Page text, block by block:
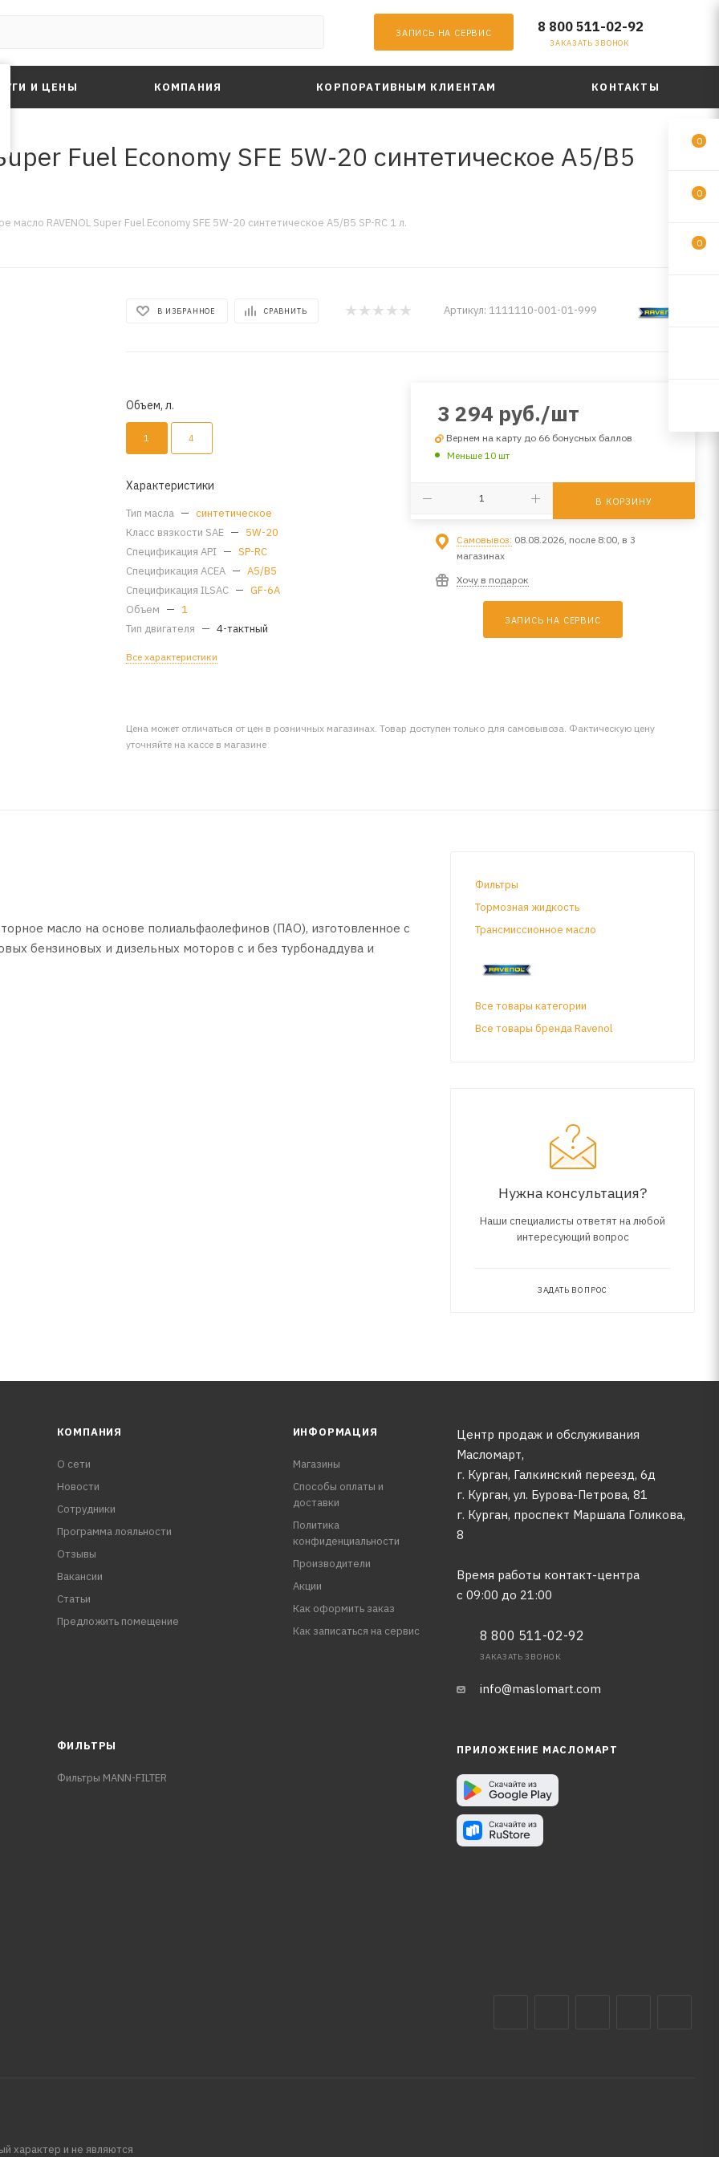
ЗАПИСЬ НА СЕРВИС 8 800 511-02-92
ЗАКАЗАТЬ ЗВОНОК
И ЦЕНЫ КОМПАНИЯ КОРПОРАТИВНЫМ КЛИЕНТАМ КОНТАКТЫ
Fuel Economy SFE 5W-20 синтетическое A5/B5
масло RAVENOL Super Fuel Economy SFE 5W-20 синтетическое A5/B5 SP-RC 1 л.
В ИЗБРАННОЕ СРАВНИТЬ Артикул: 1111110-001-01-999
Объем, л.
1 4
Характеристики
Тип масла — синтетическое
Класс вязкости SAE — 5W-20
Спецификация API — SP-RC
Спецификация ACEA — A5/B5
Спецификация ILSAC — GF-6A
Объем — 1
Тип двигателя — 4-тактный
Все характеристики
3 294 руб./шт
Вернем на карту до 66 бонусных баллов
Меньше 10 шт
В КОРЗИНУ
Самовывоз: 08.08.2026, после 8:00, в 3
магазинах
Хочу в подарок
ЗАПИСЬ НА СЕРВИС
Цена может отличаться от цен в розничных магазинах. Товар доступен только для самовывоза. Фактическую цену
уточняйте на кассе в магазине
масло на основе полиальфаолефинов (ПАО), изготовленное с
бензиновых и дизельных моторов с и без турбонаддува и
помогает осуществлять процесс смазывания быстрее,
Фильтры
Тормозная жидкость
Трансмиссионное масло
Все товары категории
Все товары бренда Ravenol
Нужна консультация?
Наши специалисты ответят на любой
интересующий вопрос
ЗАДАТЬ ВОПРОС
КОМПАНИЯ
О сети
Новости
Сотрудники
Программа лояльности
Отзывы
Вакансии
Статьи
Предложить помещение
ИНФОРМАЦИЯ
Магазины
Способы оплаты и
доставки
Политика
конфиденциальности
Производители
Акции
Как оформить заказ
Как записаться на сервис
Центр продаж и обслуживания
Масломарт,
г. Курган, Галкинский переезд, 6д
г. Курган, ул. Бурова-Петрова, 81
г. Курган, проспект Маршала Голикова,
8
Время работы контакт-центра
с 09:00 до 21:00
8 800 511-02-92
ЗАКАЗАТЬ ЗВОНОК
info@maslomart.com
ФИЛЬТРЫ
Фильтры MANN-FILTER
ПРИЛОЖЕНИЕ МАСЛОМАРТ
характер и не являются
0
0
0